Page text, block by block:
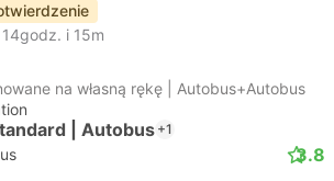
14godz. i 15m
na własną rękę | Autobus+Autobus
| Autobus+1
3.8